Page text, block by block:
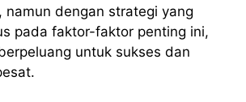
namun dengan strategi yang
pada faktor-faktor penting ini,
untuk sukses dan